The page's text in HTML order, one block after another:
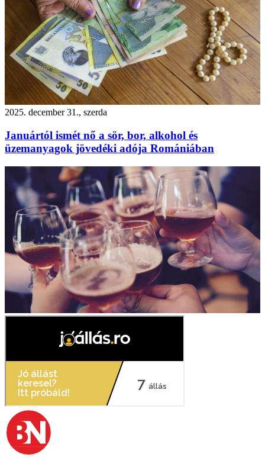
2025. december 31., szerda
Januártól ismét nő a sör, bor, alkohol és
üzemanyagok jövedéki adója Romániában